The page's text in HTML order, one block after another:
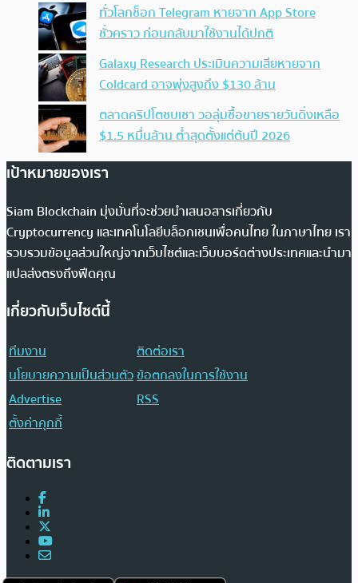
ทั่วโลกช็อก Telegram หายจาก App Store
ชั่วคราว ก่อนกลับมาใช้งานได้ปกติ
Galaxy Research ประเมินความเสียหายจาก
Coldcard อาจพุ่งสูงถึง $130 ล้าน
ตลาดคริปโตซบเซา วอลุ่มซื้อขายรายวันดิ่งเหลือ
$1.5 หมื่นล้าน ต่ำสุดตั้งแต่ต้นปี 2026
เป้าหมายของเรา
Siam Blockchain มุ่งมั่นที่จะช่วยนำเสนอสารเกี่ยวกับ
Cryptocurrency และเทคโนโลยีบล็อกเชนเพื่อคนไทย ในภาษาไทย เรา
รวบรวมข้อมูลส่วนใหญ่จากเว็บไซต์และเว็บบอร์ดต่างประเทศและนำมา
แปลส่งตรงถึงฟีดคุณ
เกี่ยวกับเว็บไซต์นี้
ทีมงาน
ติดต่อเรา
นโยบายความเป็นส่วนตัวข้อตกลงในการใช้งาน
Advertise
RSS
ตั้งค่าคุกกี้
ติดตามเรา